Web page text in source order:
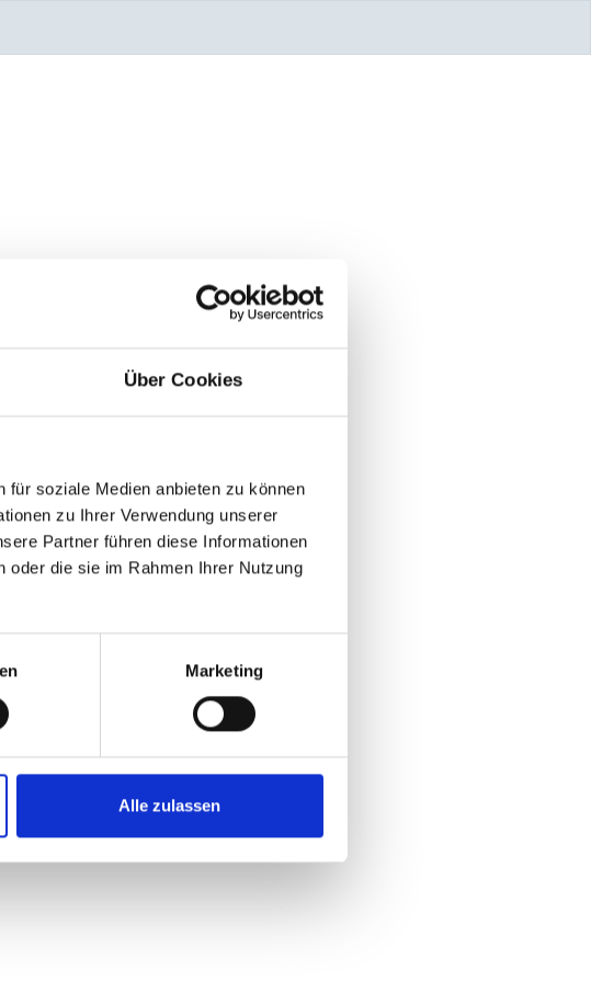
Über Cookies
für soziale Medien anbieten zu können
zu Ihrer Verwendung unserer
Partner führen diese Informationen
oder die sie im Rahmen Ihrer Nutzung
Marketing
Alle zulassen